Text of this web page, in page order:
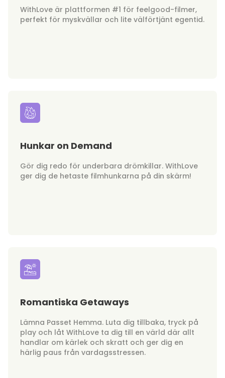
WithLove är plattformen #1 för feelgood-filmer,
perfekt för myskvällar och lite välförtjänt egentid.
Hunkar on Demand
Gör dig redo för underbara drömkillar. WithLove
ger dig de hetaste filmhunkarna på din skärm!
Romantiska Getaways
Lämna Passet Hemma. Luta dig tillbaka, tryck på
play och låt WithLove ta dig till en värld där allt
handlar om kärlek och skratt och ger dig en
härlig paus från vardagsstressen.